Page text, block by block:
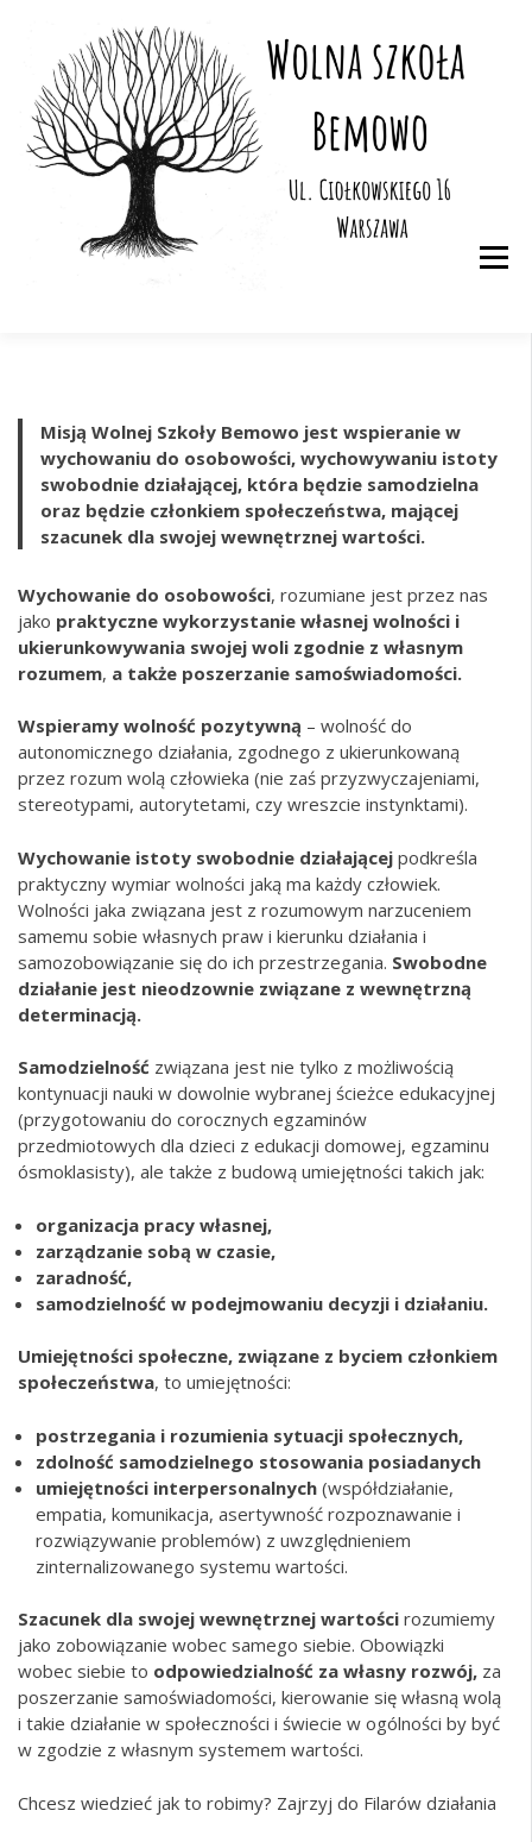
content
Misją Wolnej Szkoły Bemowo jest wspieranie w
wychowaniu do osobowości, wychowywaniu istoty
swobodnie działającej, która będzie samodzielna
oraz będzie członkiem społeczeństwa, mającej
szacunek dla swojej wewnętrznej wartości.
Wychowanie do osobowości, rozumiane jest przez nas
jako praktyczne wykorzystanie własnej wolności i
ukierunkowywania swojej woli zgodnie z własnym
rozumem, a także poszerzanie samoświadomości.
Wspieramy wolność pozytywną – wolność do
autonomicznego działania, zgodnego z ukierunkowaną
przez rozum wolą człowieka (nie zaś przyzwyczajeniami,
stereotypami, autorytetami, czy wreszcie instynktami).
Wychowanie istoty swobodnie działającej podkreśla
praktyczny wymiar wolności jaką ma każdy człowiek.
Wolności jaka związana jest z rozumowym narzuceniem
samemu sobie własnych praw i kierunku działania i
samozobowiązanie się do ich przestrzegania. Swobodne
działanie jest nieodzownie związane z wewnętrzną
determinacją.
Samodzielność związana jest nie tylko z możliwością
kontynuacji nauki w dowolnie wybranej ścieżce edukacyjnej
(przygotowaniu do corocznych egzaminów
przedmiotowych dla dzieci z edukacji domowej, egzaminu
ósmoklasisty), ale także z budową umiejętności takich jak:
organizacja pracy własnej,
zarządzanie sobą w czasie,
zaradność,
samodzielność w podejmowaniu decyzji i działaniu.
Umiejętności społeczne, związane z byciem członkiem
społeczeństwa, to umiejętności:
postrzegania i rozumienia sytuacji społecznych,
zdolność samodzielnego stosowania posiadanych
umiejętności interpersonalnych (współdziałanie,
empatia, komunikacja, asertywność rozpoznawanie i
rozwiązywanie problemów) z uwzględnieniem
zinternalizowanego systemu wartości.
Szacunek dla swojej wewnętrznej wartości rozumiemy
jako zobowiązanie wobec samego siebie. Obowiązki
wobec siebie to odpowiedzialność za własny rozwój, za
poszerzanie samoświadomości, kierowanie się własną wolą
i takie działanie w społeczności i świecie w ogólności by być
w zgodzie z własnym systemem wartości.
Chcesz wiedzieć jak to robimy? Zajrzyj do Filarów działania